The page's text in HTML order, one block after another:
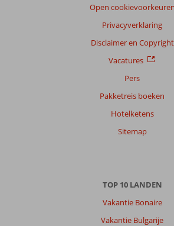
Open cookievoorkeuren
Privacyverklaring
Disclaimer en Copyright
Vacatures
Pers
Pakketreis boeken
Hotelketens
Sitemap
TOP 10 LANDEN
Vakantie Bonaire
Vakantie Bulgarije